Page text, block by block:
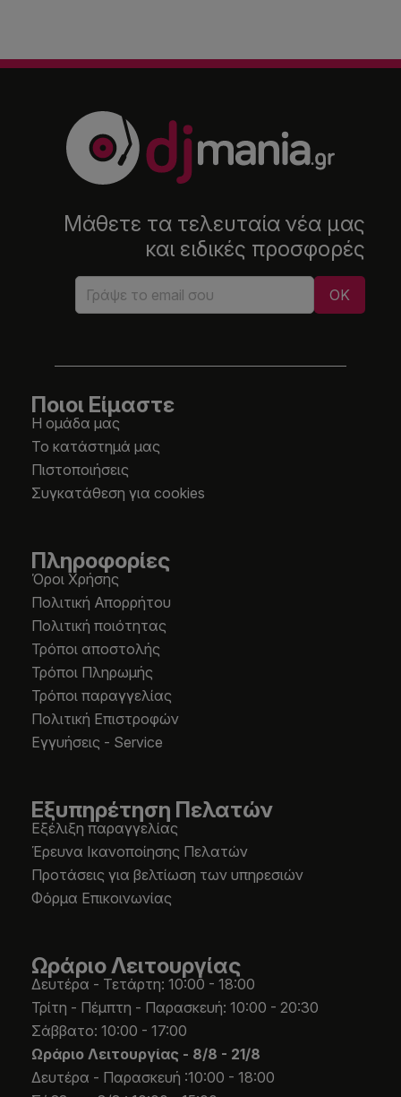
Μάθετε τα τελευταία νέα μας
και ειδικές προσφορές
Ποιοι Είμαστε
Η ομάδα μας
Το κατάστημά μας
Πιστοποιήσεις
Συγκατάθεση για cookies
Πληροφορίες
Όροι Χρήσης
Πολιτική Απορρήτου
Πολιτική ποιότητας
Τρόποι αποστολής
Τρόποι Πληρωμής
Τρόποι παραγγελίας
Πολιτική Επιστροφών
Εγγυήσεις - Service
Εξυπηρέτηση Πελατών
Εξέλιξη παραγγελίας
Έρευνα Ικανοποίησης Πελατών
Προτάσεις για βελτίωση των υπηρεσιών
Φόρμα Επικοινωνίας
Ωράριο Λειτουργίας
Δευτέρα - Τετάρτη: 10:00 - 18:00
Τρίτη - Πέμπτη - Παρασκευή: 10:00 - 20:30
Σάββατο: 10:00 - 17:00
Ωράριο Λειτουργίας - 8/8 - 21/8
Δευτέρα - Παρασκευή :10:00 - 18:00